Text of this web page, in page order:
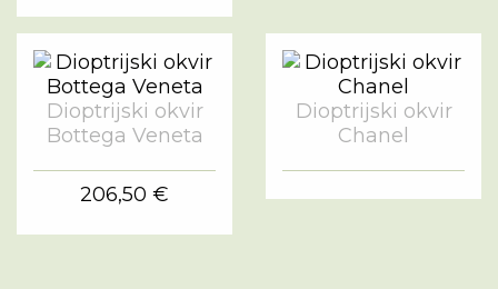
Dioptrijski okvir
Bottega Veneta
206,50 €
Dioptrijski okvir
Chanel